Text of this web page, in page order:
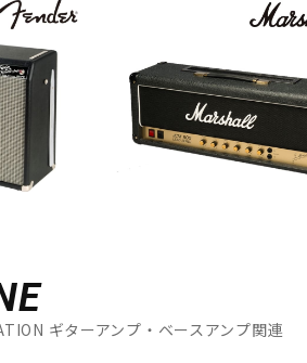
ギターアンプ・ベースアンプ関連